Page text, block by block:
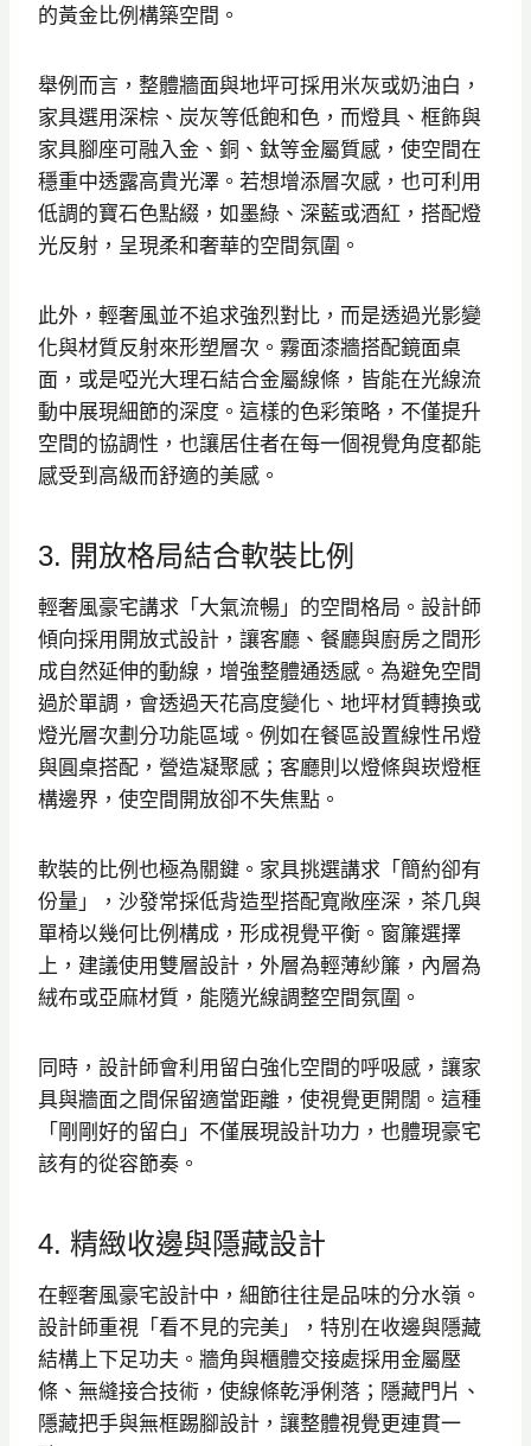
的黃金比例構築空間。
舉例而言，整體牆面與地坪可採用米灰或奶油白，
家具選用深棕、炭灰等低飽和色，而燈具、框飾與
家具腳座可融入金、銅、鈦等金屬質感，使空間在
穩重中透露高貴光澤。若想增添層次感，也可利用
低調的寶石色點綴，如墨綠、深藍或酒紅，搭配燈
光反射，呈現柔和奢華的空間氛圍。
此外，輕奢風並不追求強烈對比，而是透過光影變
化與材質反射來形塑層次。霧面漆牆搭配鏡面桌
面，或是啞光大理石結合金屬線條，皆能在光線流
動中展現細節的深度。這樣的色彩策略，不僅提升
空間的協調性，也讓居住者在每一個視覺角度都能
感受到高級而舒適的美感。
3. 開放格局結合軟裝比例
輕奢風豪宅講求「大氣流暢」的空間格局。設計師
傾向採用開放式設計，讓客廳、餐廳與廚房之間形
成自然延伸的動線，增強整體通透感。為避免空間
過於單調，會透過天花高度變化、地坪材質轉換或
燈光層次劃分功能區域。例如在餐區設置線性吊燈
與圓桌搭配，營造凝聚感；客廳則以燈條與崁燈框
構邊界，使空間開放卻不失焦點。
軟裝的比例也極為關鍵。家具挑選講求「簡約卻有
份量」，沙發常採低背造型搭配寬敞座深，茶几與
單椅以幾何比例構成，形成視覺平衡。窗簾選擇
上，建議使用雙層設計，外層為輕薄紗簾，內層為
絨布或亞麻材質，能隨光線調整空間氛圍。
同時，設計師會利用留白強化空間的呼吸感，讓家
具與牆面之間保留適當距離，使視覺更開闊。這種
「剛剛好的留白」不僅展現設計功力，也體現豪宅
該有的從容節奏。
4. 精緻收邊與隱藏設計
在輕奢風豪宅設計中，細節往往是品味的分水嶺。
設計師重視「看不見的完美」，特別在收邊與隱藏
結構上下足功夫。牆角與櫃體交接處採用金屬壓
條、無縫接合技術，使線條乾淨俐落；隱藏門片、
隱藏把手與無框踢腳設計，讓整體視覺更連貫一